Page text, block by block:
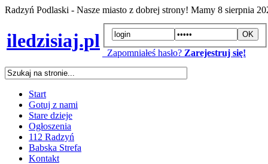
Radzyń Podlaski - Nasze miasto z dobrej strony! Mamy 8 sierpnia
iledzisiaj.pl
Zapomniałeś hasło? Zarejestruj się!
Start
Gotuj z nami
Stare dzieje
Ogłoszenia
112 Radzyń
Babska Strefa
Kontakt